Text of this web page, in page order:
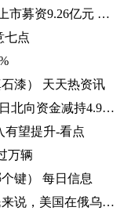
IPO动态：天箭惯性拟在上交所科创板上市募资9.26亿元 全球新动态
七点
漆） 天天热资讯
全球快讯:中瓷电子（003031）：6月29日北向资金减持4.95万股
有望提升-看点
万辆
键） 每日信息
美总统候选人小肯尼迪：对乌克兰人民来说，美国在俄乌中扮演的角色很糟糕